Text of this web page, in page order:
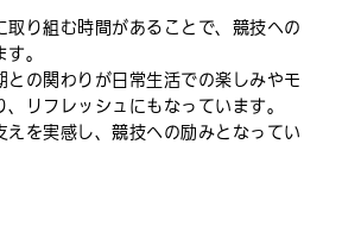
り組む時間があることで、競技への
。
との関わりが日常生活での楽しみやモ
リフレッシュにもなっています。
えを実感し、競技への励みとなってい